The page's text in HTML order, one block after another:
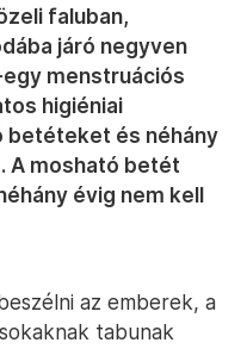
faluban,
járó negyven
menstruációs
higiéniai
betéteket és néhány
A mosható betét
évig nem kell
az emberek, a
tabunak